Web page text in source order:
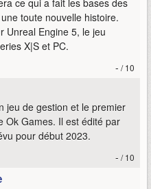
ce qui a fait les bases des
toute nouvelle histoire.
Unreal Engine 5, le jeu
X|S et PC.
- / 10
jeu de gestion et le premier
Ok Games. Il est édité par
pour début 2023.
- / 10